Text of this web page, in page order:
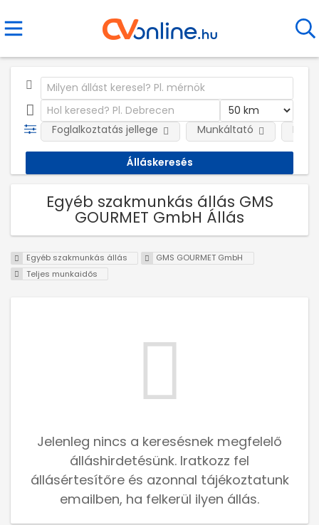
Foglalkoztatás jellege Munkáltató
Egyéb szakmunkás állás GMS
GOURMET GmbH Állás
Egyéb szakmunkás állás
GMS GOURMET GmbH
Teljes munkaidős
Jelenleg nincs a keresésnek megfelelő
álláshirdetésünk. Iratkozz fel
állásértesítőre és azonnal tájékoztatunk
emailben, ha felkerül ilyen állás.